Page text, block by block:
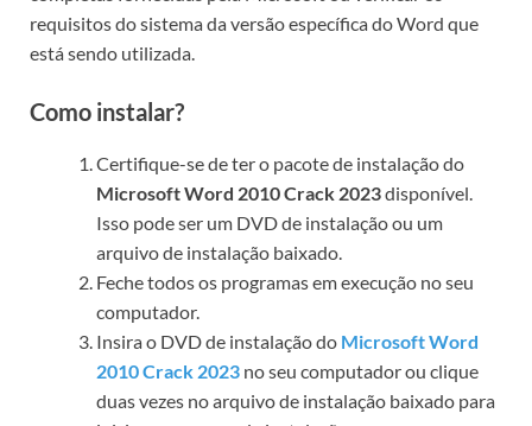
requisitos do sistema da versão específica do Word que
está sendo utilizada.
Como instalar?
Certifique-se de ter o pacote de instalação do
Microsoft Word 2010 Crack 2023disponível.
Isso pode ser um DVD de instalação ou um
arquivo de instalação baixado.
Feche todos os programas em execução no seu
computador.
Insira o DVD de instalação do Microsoft Word
2010 Crack 2023 no seu computador ou clique
duas vezes no arquivo de instalação baixado para